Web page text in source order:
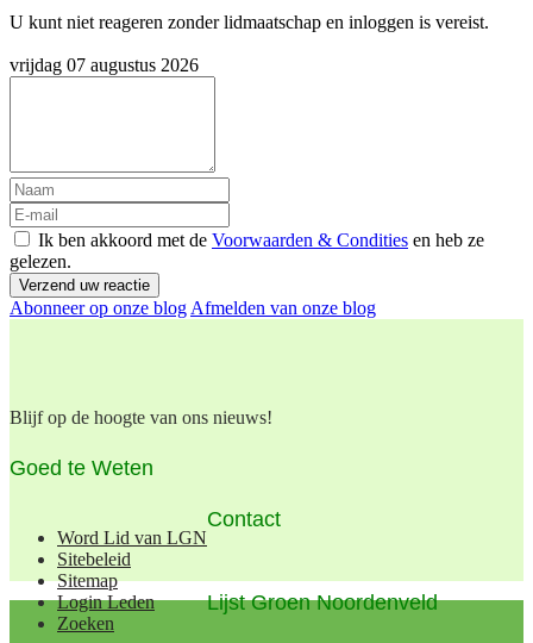
U kunt niet reageren zonder lidmaatschap en inloggen is vereist.
vrijdag 07 augustus 2026
Ik ben akkoord met de Voorwaarden & Condities en heb ze
gelezen.
Verzend uw reactie
Abonneer op onze blog Afmelden van onze blog
Blijf op de hoogte van ons nieuws!
Goed te Weten
Word Lid van LGN
Sitebeleid
Sitemap
Login Leden
Zoeken
Contact
Lijst Groen Noordenveld